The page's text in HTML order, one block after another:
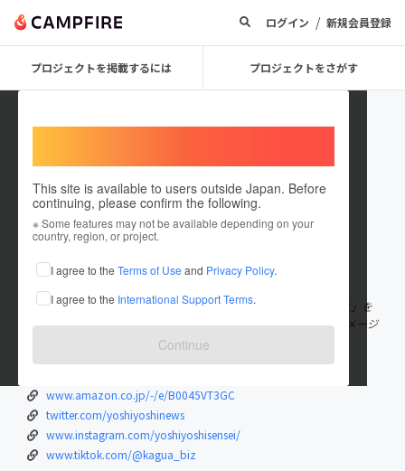
ログイン / 新規会員登録
プロジェクトを掲載するには プロジェクトをさがす
This site is available to users outside Japan. Before
continuing, please confirm the following.
※ Some features may not be available depending on your
country, region, or project.
I agree to the Terms of Use and Privacy Policy.
I agree to the International Support Terms.
Continue
kagua
在住国：日本
出身国：日本
クリエイター向け経済ニュース「クリエイターエコノミーニュース」を
365日毎朝7時にラジオ配信中。自身はフォートナイトで企業をイメージ
したメタバース制作。SNS展開はYouTube/
www.amazon.co.jp/-/e/B0045VT3GC
twitter.com/yoshiyoshinews
www.instagram.com/yoshiyoshisensei/
www.tiktok.com/@kagua_biz